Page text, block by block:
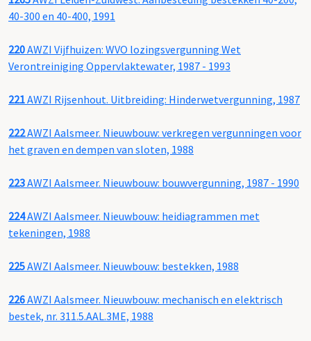
40-300 en 40-400, 1991
220AWZI Vijfhuizen: WVO lozingsvergunning Wet
Verontreiniging Oppervlaktewater, 1987 - 1993
221AWZI Rijsenhout. Uitbreiding: Hinderwetvergunning, 1987
222AWZI Aalsmeer. Nieuwbouw: verkregen vergunningen voor
het graven en dempen van sloten, 1988
223AWZI Aalsmeer. Nieuwbouw: bouwvergunning, 1987 - 1990
224AWZI Aalsmeer. Nieuwbouw: heidiagrammen met
tekeningen, 1988
225AWZI Aalsmeer. Nieuwbouw: bestekken, 1988
226AWZI Aalsmeer. Nieuwbouw: mechanisch en elektrisch
bestek, nr. 311.5.AAL.3ME, 1988